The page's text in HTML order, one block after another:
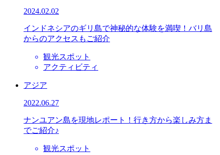
2024.02.02
インドネシアのギリ島で神秘的な体験を満喫！バリ島
からのアクセスもご紹介
観光スポット
アクティビティ
アジア
2022.06.27
ナンユアン島を現地レポート！行き方から楽しみ方ま
でご紹介♪
観光スポット